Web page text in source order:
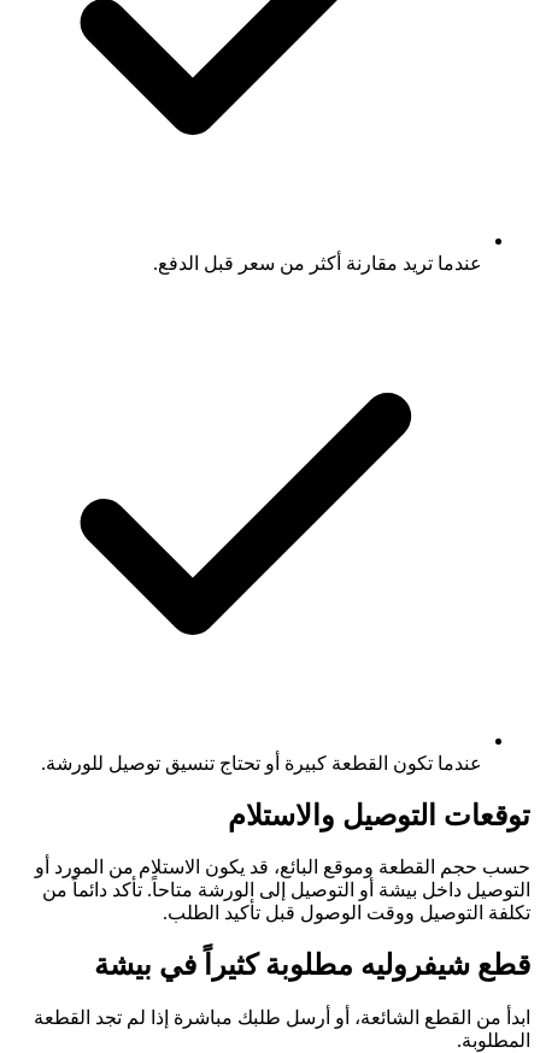
عندما تريد مقارنة أكثر من سعر قبل الدفع.
عندما تكون القطعة كبيرة أو تحتاج تنسيق توصيل للورشة.
توقعات التوصيل والاستلام
حسب حجم القطعة وموقع البائع، قد يكون الاستلام من المورد أو
التوصيل داخل بيشة أو التوصيل إلى الورشة متاحاً. تأكد دائماً من
تكلفة التوصيل ووقت الوصول قبل تأكيد الطلب.
قطع شيفروليه مطلوبة كثيراً في بيشة
ابدأ من القطع الشائعة، أو أرسل طلبك مباشرة إذا لم تجد القطعة
المطلوبة.